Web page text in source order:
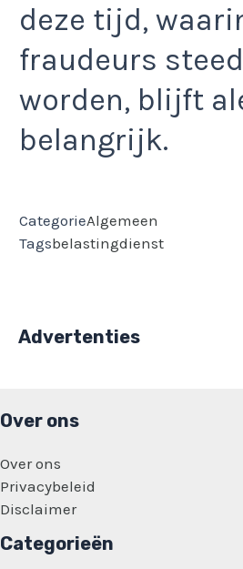
deze tijd,
fraudeurs
worden, blijft
belangrijk.
CategorieAlgemeen
Tagsbelastingdienst
Advertenties
Over ons
Over ons
Privacybeleid
Disclaimer
Categorieën